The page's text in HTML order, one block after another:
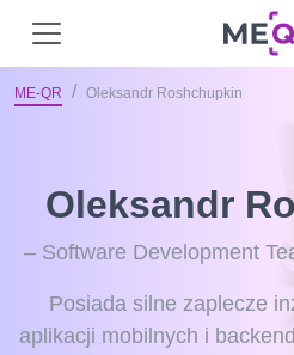
ME-QR Oleksandr Roshchupkin
Oleksandr
– Software Development
Posiada silne zaplecze
aplikacji mobilnych i